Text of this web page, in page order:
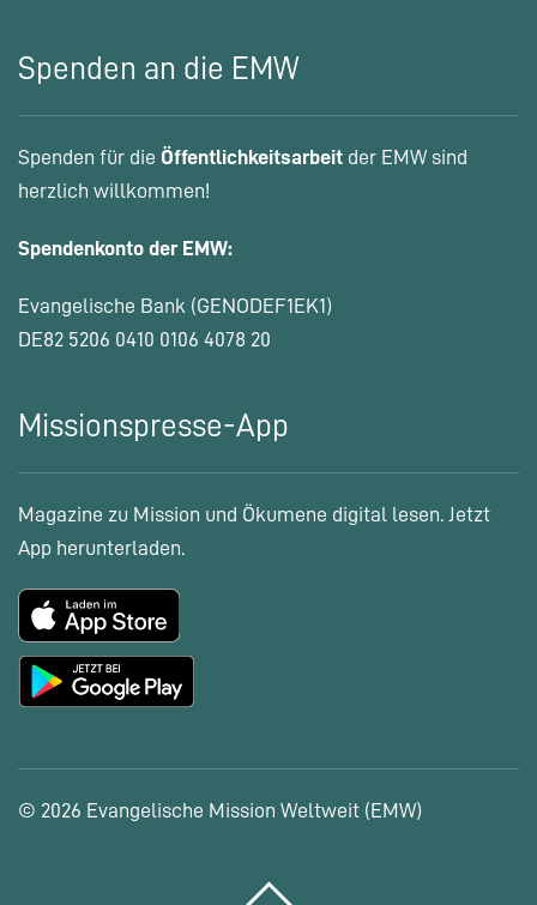
Spenden an die EMW
Spenden für die Öffentlichkeitsarbeit der EMW sind
herzlich willkommen!
Spendenkonto der EMW:
Evangelische Bank (GENODEF1EK1)
DE82 5206 0410 0106 4078 20
Missionspresse-App
Magazine zu Mission und Ökumene digital lesen. Jetzt
App herunterladen.
© 2026 Evangelische Mission Weltweit (EMW)